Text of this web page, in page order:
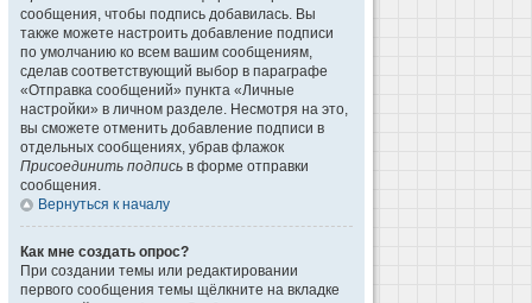
сообщения, чтобы подпись добавилась. Вы
также можете настроить добавление подписи
по умолчанию ко всем вашим сообщениям,
сделав соответствующий выбор в параграфе
«Отправка сообщений» пункта «Личные
настройки» в личном разделе. Несмотря на это,
вы сможете отменить добавление подписи в
отдельных сообщениях, убрав флажок
Присоединить подпись в форме отправки
сообщения.
Вернуться к началу
Как мне создать опрос?
При создании темы или редактировании
первого сообщения темы щёлкните на вкладке